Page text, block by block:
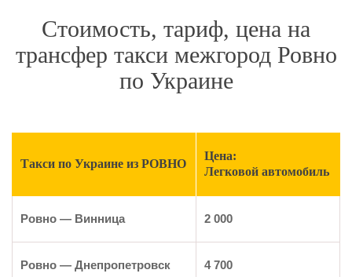
Стоимость, тариф, цена на
трансфер такси межгород Ровно
по Украине
Такси по Украине из РОВНО
Цена:
Легковой автомобиль
Ровно — Винница 2 000
Ровно — Днепропетровск 4 700